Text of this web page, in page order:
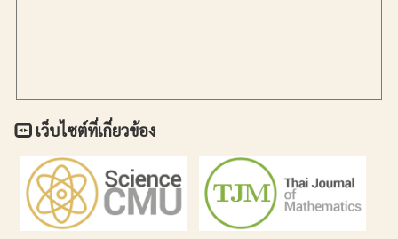
เว็บไซต์ที่เกี่ยวข้อง